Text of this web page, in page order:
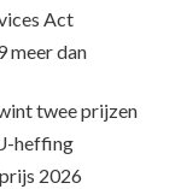
Act
meer dan
twee prijzen
heffing
2026